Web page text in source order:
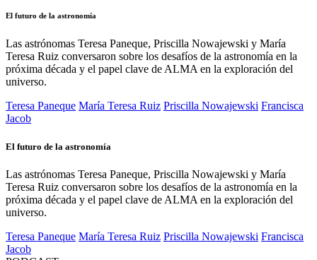
El futuro de la astronomía
Las astrónomas Teresa Paneque, Priscilla Nowajewski y María
Teresa Ruiz conversaron sobre los desafíos de la astronomía en la
próxima década y el papel clave de ALMA en la exploración del
universo.
Teresa Paneque María Teresa Ruiz Priscilla Nowajewski Francisca
Jacob
El futuro de la astronomía
Las astrónomas Teresa Paneque, Priscilla Nowajewski y María
Teresa Ruiz conversaron sobre los desafíos de la astronomía en la
próxima década y el papel clave de ALMA en la exploración del
universo.
Teresa Paneque María Teresa Ruiz Priscilla Nowajewski Francisca
Jacob